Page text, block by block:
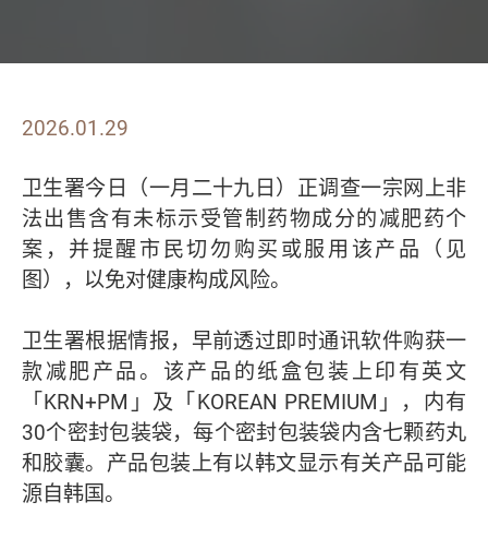
2026.01.29
卫生署今日（一月二十九日）正调查一宗网上非
法出售含有未标示受管制药物成分的减肥药个
案，并提醒市民切勿购买或服用该产品（见
图），以免对健康构成风险。
卫生署根据情报，早前透过即时通讯软件购获一
款减肥产品。该产品的纸盒包装上印有英文
「KRN+PM」及「KOREAN PREMIUM」，内有
30个密封包装袋，每个密封包装袋内含七颗药丸
和胶囊。产品包装上有以韩文显示有关产品可能
源自韩国。